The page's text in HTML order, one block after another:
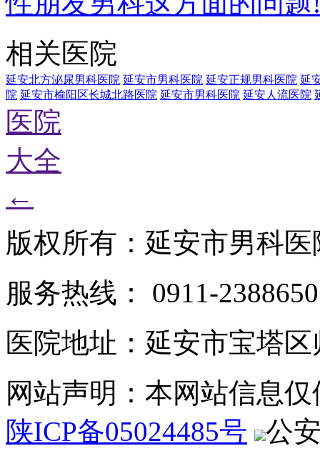
相关医院
延安北方泌尿男科医院 延安市男科医院 延安正规男科医院 延
院 延安市榆阳区长城北路医院 延安市男科医院 延安人流医院
医院
大全
←
版权所有：延安市男科医
服务热线： 0911-2388650
医院地址：延安市宝塔
网站声明：本网站信息
陕ICP备05024485号
公